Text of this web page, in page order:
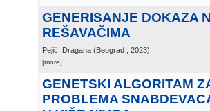
GENERISANJE DOKAZA
REŠAVAČIMA
Pejić, Dragana (Beograd , 2023)
[more]
GENETSKI ALGORITAM
PROBLEMA